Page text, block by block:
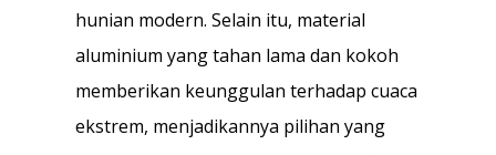
hunian modern. Selain itu, material
aluminium yang tahan lama dan kokoh
memberikan keunggulan terhadap cuaca
ekstrem, menjadikannya pilihan yang